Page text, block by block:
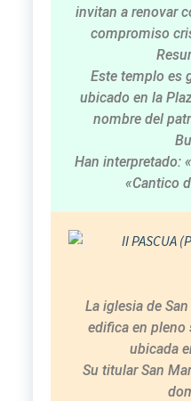
invitan a renovar
compromiso
Este templo es
ubicado en la
nombre del
Han interpretado:
«Cantico
La iglesia de
edifica en pleno
ubicada
Su titular San